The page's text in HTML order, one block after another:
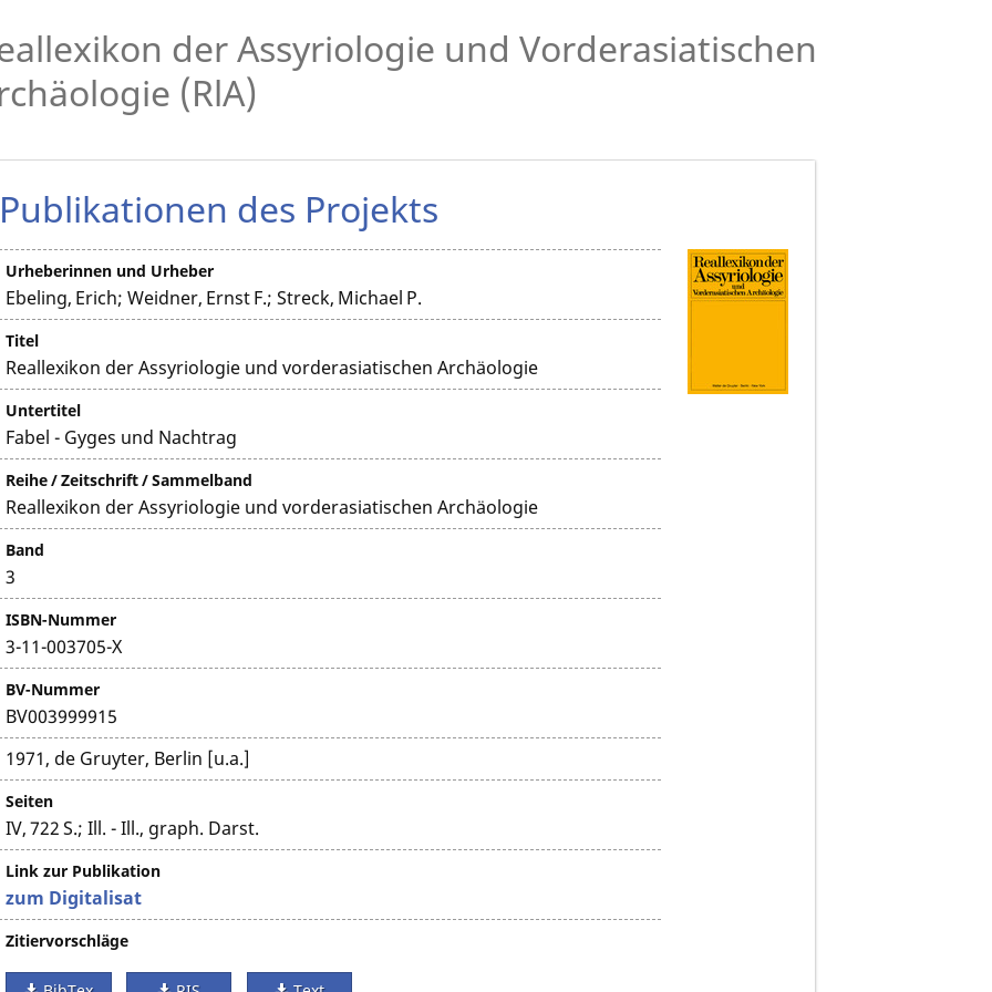
der Assyriologie und Vorderasiatischen
(RlA)
Publikationen des Projekts
Urheberinnen und Urheber
Ebeling, Erich; Weidner, Ernst F.; Streck, Michael P.
Titel
Reallexikon der Assyriologie und vorderasiatischen Archäologie
Untertitel
Fabel - Gyges und Nachtrag
Reihe / Zeitschrift / Sammelband
Reallexikon der Assyriologie und vorderasiatischen Archäologie
Band
3
ISBN-Nummer
3-11-003705-X
BV-Nummer
BV003999915
1971, de Gruyter, Berlin [u.a.]
Seiten
IV, 722 S.; Ill. - Ill., graph. Darst.
Link zur Publikation
zum Digitalisat
Zitiervorschläge